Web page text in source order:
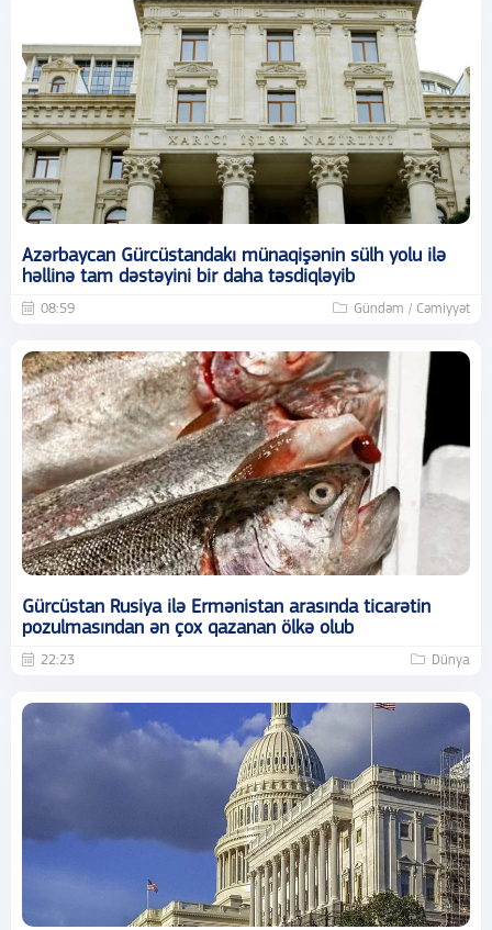
Azərbaycan Gürcüstandakı münaqişənin sülh yolu ilə
həllinə tam dəstəyini bir daha təsdiqləyib
08:59 Gündəm / Cəmiyyət
Gürcüstan Rusiya ilə Ermənistan arasında ticarətin
pozulmasından ən çox qazanan ölkə olub
22:23 Dünya